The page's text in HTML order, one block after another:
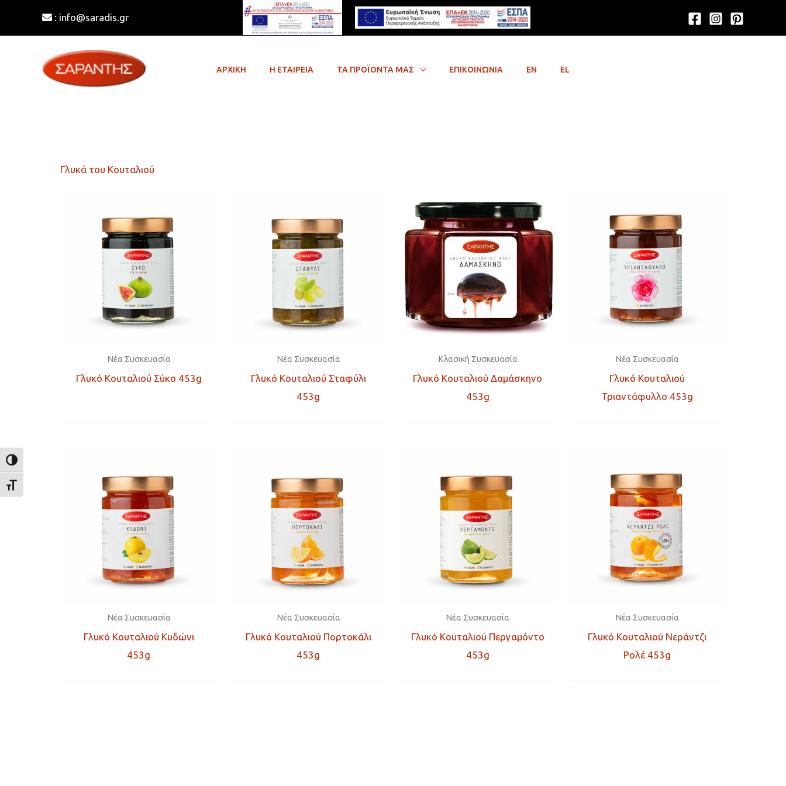
ΕΝΑΛΛΑΓΉ ΥΨΗΛΉΣ ΑΝΤΊΘΕΣΗΣ
ΕΝΑΛΛΑΓΉ ΜΕΓΈΘΟΥΣ ΓΡΑΜΜΆΤΩΝ
: info@saradis.gr
ΑΡΧΙΚΗ Η ΕΤΑΙΡΕΙΑ ΤΑ ΠΡΟΪΟΝΤΑ ΜΑΣ ΕΠΙΚΟΙΝΩΝΙΑ EN EL
Γλυκά του Κουταλιού
Νέα Συσκευασία
Γλυκό Κουταλιού Σύκο 453g
Νέα Συσκευασία
Γλυκό Κουταλιού Σταφύλι
453g
Κλασική Συσκευασία
Γλυκό Κουταλιού Δαμάσκηνο
453g
Νέα Συσκευασία
Γλυκό Κουταλιού
Τριαντάφυλλο 453g
Νέα Συσκευασία
Γλυκό Κουταλιού Κυδώνι
453g
Νέα Συσκευασία
Γλυκό Κουταλιού Πορτοκάλι
453g
Νέα Συσκευασία
Γλυκό Κουταλιού Περγαμόντο
453g
Νέα Συσκευασία
Γλυκό Κουταλιού Νεράντζι
Ρολέ 453g